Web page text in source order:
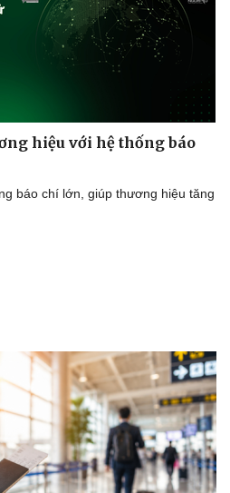
hiệu với hệ thống báo
báo chí lớn, giúp thương hiệu tăng